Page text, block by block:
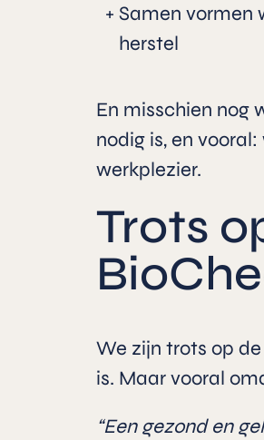
Samen vormen
herstel
En misschien nog
nodig is, en
werkplezier.
Trots
We zijn trots op
is. Maar vooral
“Een gezond en